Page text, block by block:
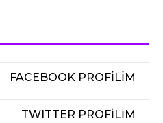
FACEBOOK PROFİLİM
TWITTER PROFİLİM